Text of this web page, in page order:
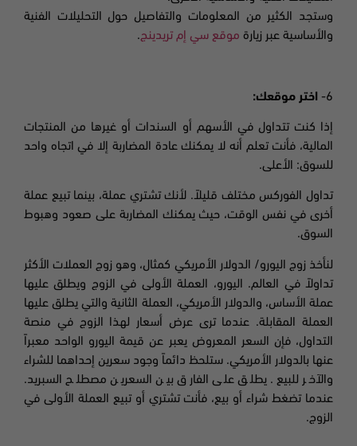
وستجد الكثير من المعلومات والتفاصيل حول التحليلات الفنية
والأساسية عبر زيارة موقع سي إم تريدينج.
6- اختر موقعك:
إذا كنت تتداول في الأسهم أو السندات أو غيرها من المنتجات
المالية، فأنت تعلم أنه لا يمكنك عادة المضاربة إلا في اتجاه واحد
للسوق: الأعلى.
تداول الفوركس مختلف قليلاً. لأنك تشتري عملة، بينما تبيع عملة
أخرى في نفس الوقت، حيث يمكنك المضاربة على صعود وهبوط
السوق.
لنأخذ زوج اليورو/ الدولار الأمريكي كمثال، وهو زوج العملات الأكثر
تداولاً في العالم. اليورو، العملة الأولى في الزوج ويطلق عليها
عملة الأساس، والدولار الأمريكي، العملة الثانية والتي يطلق عليها
العملة المقابلة. عندما ترى عرض أسعار لهذا الزوج في منصة
التداول، فإن السعر المعروض يعبر عن قيمة اليورو الواحد معبراً
عنها بالدولار الأمريكي. ستلحظ دائماً وجود سعرين إحداهما للشراء
والآخر للبيع. يطلق على الفارق بين السعرين مصطلح السبريد.
عندما تضغط شراء أو بيع، فأنت تشتري أو تبيع العملة الأولى في
الزوج.